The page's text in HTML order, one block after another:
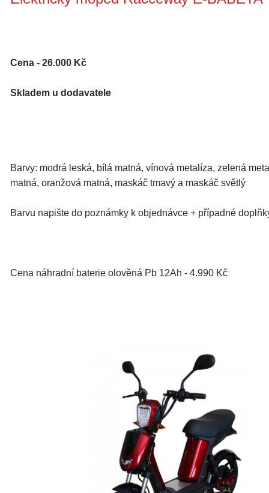
Cena - 26.000 Kč
Skladem u dodavatele
Barvy: modrá leská, bílá matná, vínová metalíza, zelená
matná, oranžová matná, maskáč tmavý a maskáč světlý
Barvu napište do poznámky k objednávce + případné
Cena náhradní baterie olověná Pb 12Ah - 4.990 Kč